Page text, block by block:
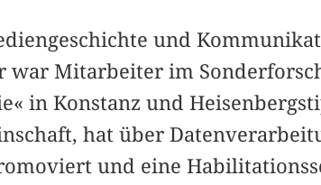
und
war Mitarbeiter im
in Konstanz und
hat über
und eine